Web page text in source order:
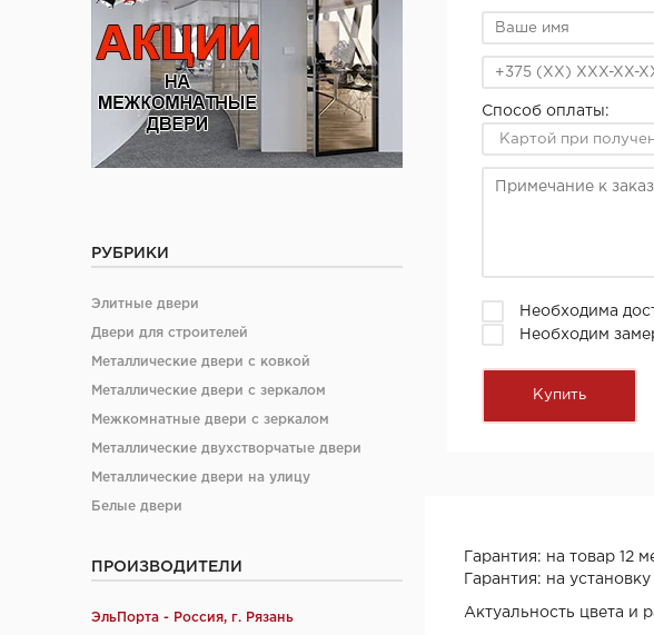
РУБРИКИ
Элитные двери
Двери для строителей
Металлические двери с ковкой
Металлические двери с зеркалом
Межкомнатные двери с зеркалом
Металлические двухстворчатые двери
Металлические двери на улицу
Белые двери
ПРОИЗВОДИТЕЛИ
ЭльПорта - Россия, г. Рязань
Способ оплаты:
Необходима
Необходим
Гарантия: на товар 12
Гарантия: на
Актуальность цвета и